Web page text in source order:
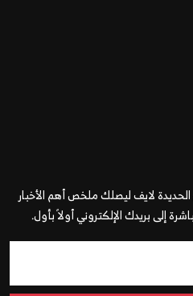
لايف ليصلك ملخص أهم الأخبار
إلى بريدك الإلكتروني أولاً بأول.